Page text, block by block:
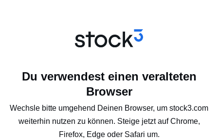
Du verwendest einen veralteten
Browser
Wechsle bitte umgehend Deinen Browser, um stock3.com
weiterhin nutzen zu können. Steige jetzt auf Chrome,
Firefox, Edge oder Safari um.